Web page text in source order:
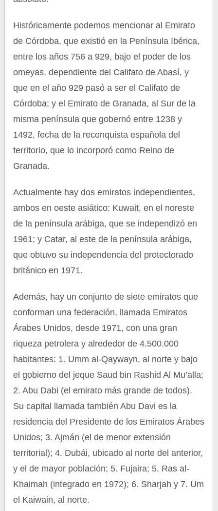
Históricamente podemos mencionar al Emirato
de Córdoba, que existió en la Península Ibérica,
entre los años 756 a 929, bajo el poder de los
omeyas, dependiente del Califato de Abasí, y
que en el año 929 pasó a ser el Califato de
Córdoba; y el Emirato de Granada, al Sur de la
misma península que gobernó entre 1238 y
1492, fecha de la reconquista española del
territorio, que lo incorporó como Reino de
Granada.
Actualmente hay dos emiratos independientes,
ambos en oeste asiático: Kuwait, en el noreste
de la península arábiga, que se independizó en
1961; y Catar, al este de la península arábiga,
que obtuvo su independencia del protectorado
británico en 1971.
Además, hay un conjunto de siete emiratos que
conforman una federación, llamada Emiratos
Árabes Unidos, desde 1971, con una gran
riqueza petrolera y alrededor de 4.500.000
habitantes: 1. Umm al-Qaywayn, al norte y bajo
el gobierno del jeque Saud bin Rashid Al Mu’alla;
2. Abu Dabi (el emirato más grande de todos).
Su capital llamada también Abu Davi es la
residencia del Presidente de los Emiratos Árabes
Unidos; 3. Ajmán (el de menor extensión
territorial); 4. Dubái, ubicado al norte del anterior,
y el de mayor población; 5. Fujaira; 5. Ras al-
Khaimah (integrado en 1972); 6. Sharjah y 7. Um
el Kaiwain, al norte.